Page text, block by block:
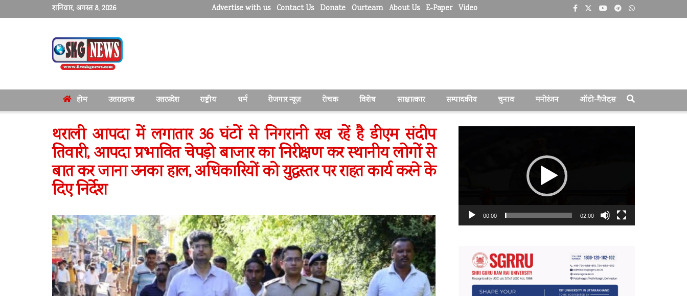
शनिवार, अगस्त 8, 2026 Advertise with us Contact Us Donate Ourteam About Us E-Paper Video
होम उत्तराखण्ड उत्तरप्रदेश राष्ट्रीय धर्म रोजगार न्यूज़ रोचक विशेष साक्षात्कार सम्पादकीय चुनाव मनोरंजन ऑटो-गैजेट्स
थराली आपदा में लगातार 36 घंटों से निगरानी रख रहें है डीएम संदीप
तिवारी, आपदा प्रभावित चेपड़ो बाजार का निरीक्षण कर स्थानीय लोगों से
बात कर जाना उनका हाल, अधिकारियों को युद्धस्तर पर राहत कार्य करने के
दिए निर्देश
00:00 02:00